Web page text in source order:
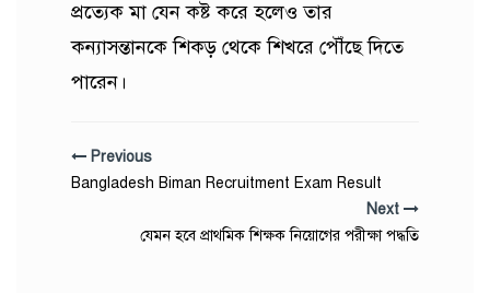
প্রত্যেক মা যেন কষ্ট করে হলেও তার
কন্যাসন্তানকে শিকড় থেকে শিখরে পৌঁছে দিতে
পারেন।
Previous
Bangladesh Biman Recruitment Exam Result
Next
যেমন হবে প্রাথমিক শিক্ষক নিয়োগের পরীক্ষা পদ্ধতি